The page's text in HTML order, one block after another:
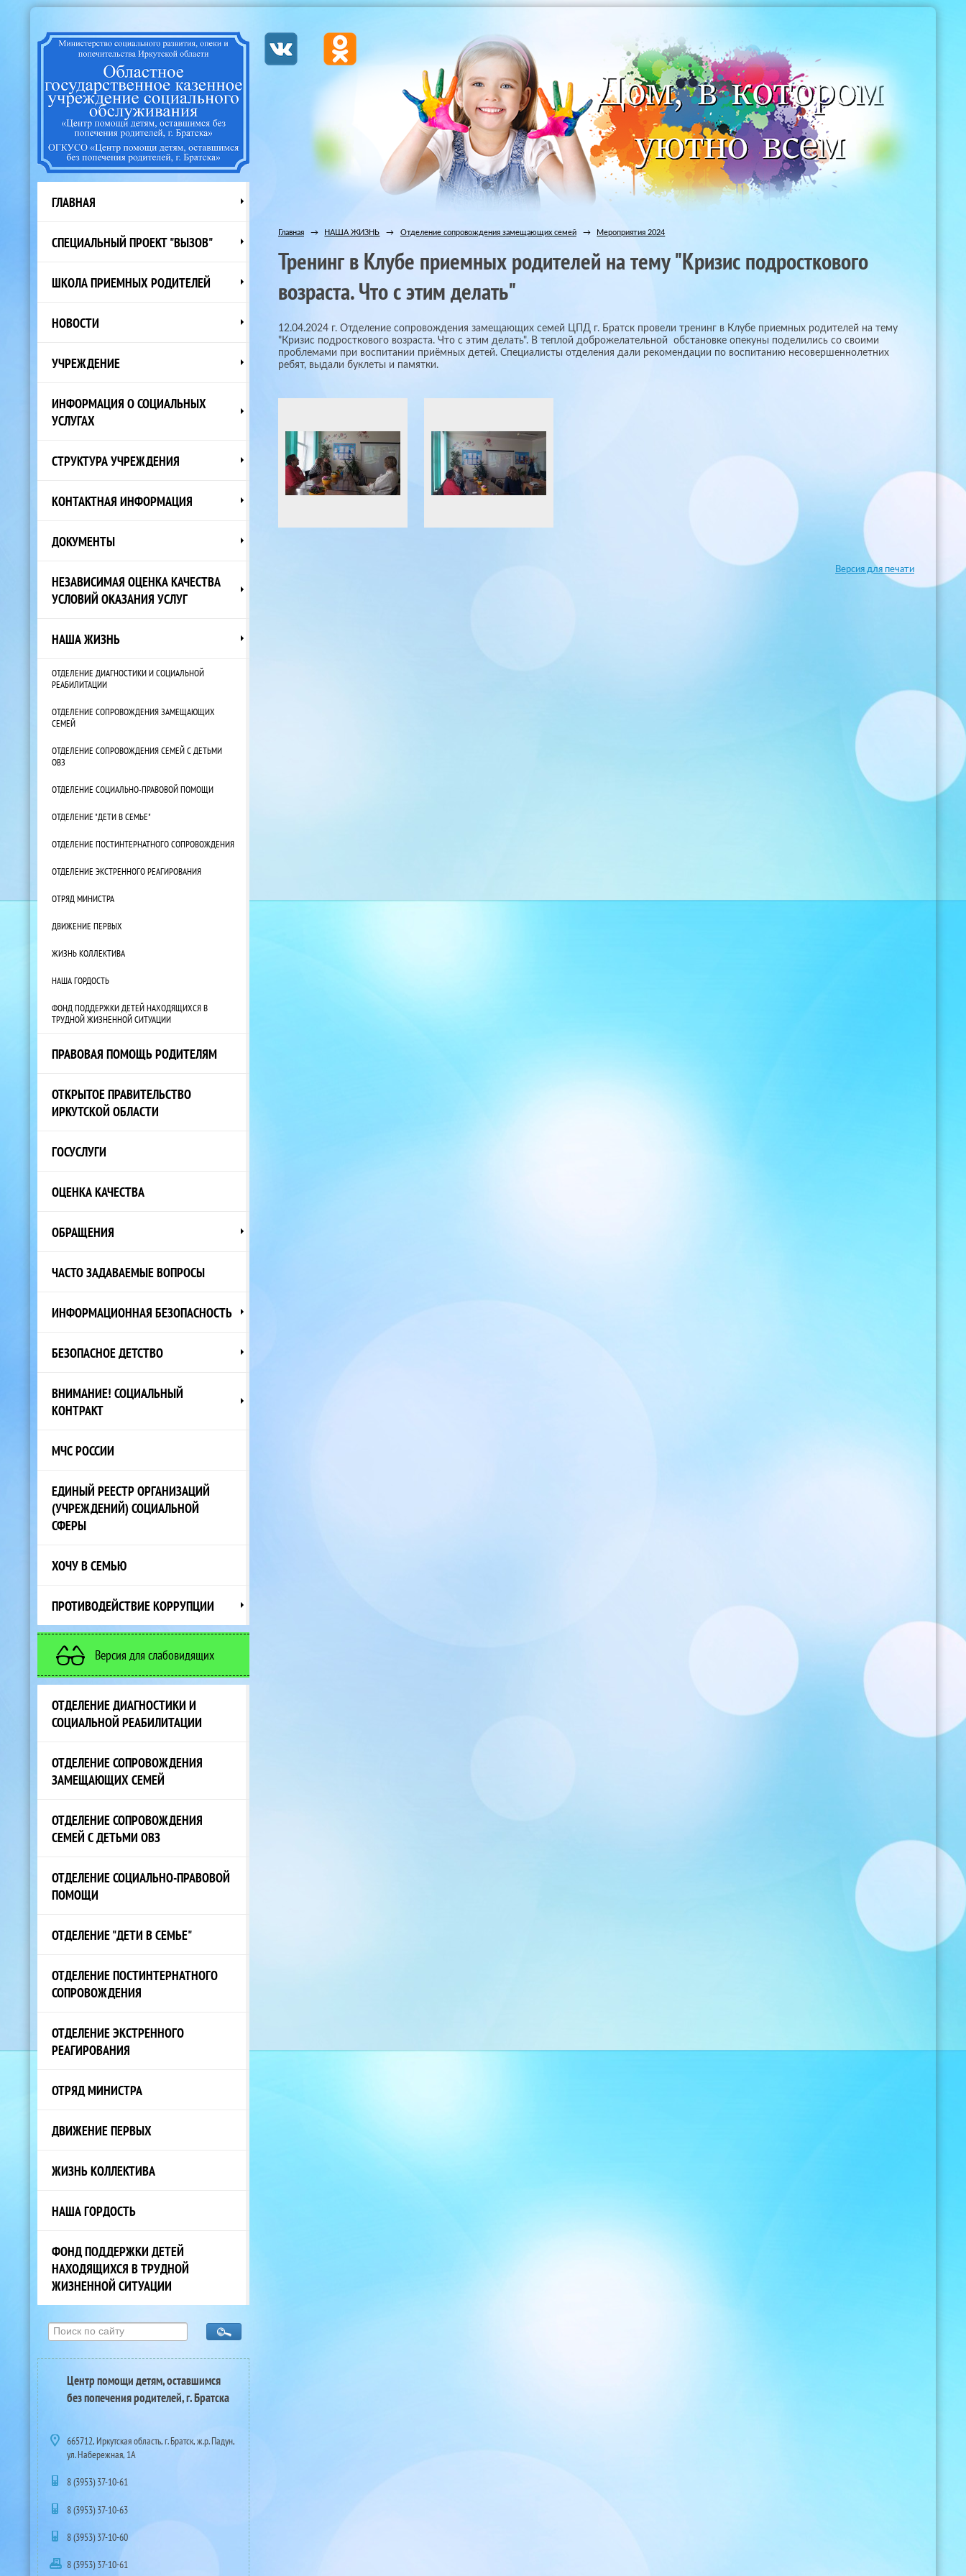
ГЛАВНАЯ
СПЕЦИАЛЬНЫЙ ПРОЕКТ "ВЫЗОВ"
ШКОЛА ПРИЕМНЫХ РОДИТЕЛЕЙ
НОВОСТИ
УЧРЕЖДЕНИЕ
ИНФОРМАЦИЯ О СОЦИАЛЬНЫХ
УСЛУГАХ
СТРУКТУРА УЧРЕЖДЕНИЯ
КОНТАКТНАЯ ИНФОРМАЦИЯ
ДОКУМЕНТЫ
НЕЗАВИСИМАЯ ОЦЕНКА КАЧЕСТВА
УСЛОВИЙ ОКАЗАНИЯ УСЛУГ
НАША ЖИЗНЬ
ОТДЕЛЕНИЕ ДИАГНОСТИКИ И СОЦИАЛЬНОЙ
РЕАБИЛИТАЦИИ
ОТДЕЛЕНИЕ СОПРОВОЖДЕНИЯ ЗАМЕЩАЮЩИХ
СЕМЕЙ
ОТДЕЛЕНИЕ СОПРОВОЖДЕНИЯ СЕМЕЙ С ДЕТЬМИ
ОВЗ
ОТДЕЛЕНИЕ СОЦИАЛЬНО-ПРАВОВОЙ ПОМОЩИ
ОТДЕЛЕНИЕ "ДЕТИ В СЕМЬЕ"
ОТДЕЛЕНИЕ ПОСТИНТЕРНАТНОГО СОПРОВОЖДЕНИЯ
ОТДЕЛЕНИЕ ЭКСТРЕННОГО РЕАГИРОВАНИЯ
ОТРЯД МИНИСТРА
ДВИЖЕНИЕ ПЕРВЫХ
ЖИЗНЬ КОЛЛЕКТИВА
НАША ГОРДОСТЬ
ФОНД ПОДДЕРЖКИ ДЕТЕЙ НАХОДЯЩИХСЯ В
ТРУДНОЙ ЖИЗНЕННОЙ СИТУАЦИИ
ПРАВОВАЯ ПОМОЩЬ РОДИТЕЛЯМ
ОТКРЫТОЕ ПРАВИТЕЛЬСТВО
ИРКУТСКОЙ ОБЛАСТИ
ГОСУСЛУГИ
ОЦЕНКА КАЧЕСТВА
ОБРАЩЕНИЯ
ЧАСТО ЗАДАВАЕМЫЕ ВОПРОСЫ
ИНФОРМАЦИОННАЯ БЕЗОПАСНОСТЬ
БЕЗОПАСНОЕ ДЕТСТВО
ВНИМАНИЕ! СОЦИАЛЬНЫЙ
КОНТРАКТ
МЧС РОССИИ
ЕДИНЫЙ РЕЕСТР ОРГАНИЗАЦИЙ
(УЧРЕЖДЕНИЙ) СОЦИАЛЬНОЙ
СФЕРЫ
ХОЧУ В СЕМЬЮ
ПРОТИВОДЕЙСТВИЕ КОРРУПЦИИ
Версия для слабовидящих
ОТДЕЛЕНИЕ ДИАГНОСТИКИ И
СОЦИАЛЬНОЙ РЕАБИЛИТАЦИИ
ОТДЕЛЕНИЕ СОПРОВОЖДЕНИЯ
ЗАМЕЩАЮЩИХ СЕМЕЙ
ОТДЕЛЕНИЕ СОПРОВОЖДЕНИЯ
СЕМЕЙ С ДЕТЬМИ ОВЗ
ОТДЕЛЕНИЕ СОЦИАЛЬНО-ПРАВОВОЙ
ПОМОЩИ
ОТДЕЛЕНИЕ "ДЕТИ В СЕМЬЕ"
ОТДЕЛЕНИЕ ПОСТИНТЕРНАТНОГО
СОПРОВОЖДЕНИЯ
ОТДЕЛЕНИЕ ЭКСТРЕННОГО
РЕАГИРОВАНИЯ
ОТРЯД МИНИСТРА
ДВИЖЕНИЕ ПЕРВЫХ
ЖИЗНЬ КОЛЛЕКТИВА
НАША ГОРДОСТЬ
ФОНД ПОДДЕРЖКИ ДЕТЕЙ
НАХОДЯЩИХСЯ В ТРУДНОЙ
ЖИЗНЕННОЙ СИТУАЦИИ
Центр помощи детям, оставшимся
без попечения родителей, г. Братска
665712, Иркутская область, г. Братск, ж.р. Падун,
ул. Набережная, 1А
8 (3953) 37-10-61
8 (3953) 37-10-63
8 (3953) 37-10-60
8 (3953) 37-10-61
Главная → НАША ЖИЗНЬ → Отделение сопровождения замещающих семей → Мероприятия 2024
Тренинг в Клубе приемных родителей на тему "Кризис подросткового
возраста. Что с этим делать"
12.04.2024 г. Отделение сопровождения замещающих семей ЦПД г. Братск провели тренинг в Клубе приемных родителей на тему
"Кризис подросткового возраста. Что с этим делать". В теплой доброжелательной обстановке опекуны поделились со своими
проблемами при воспитании приёмных детей. Специалисты отделения дали рекомендации по воспитанию несовершеннолетних
ребят, выдали буклеты и памятки.
Версия для печати